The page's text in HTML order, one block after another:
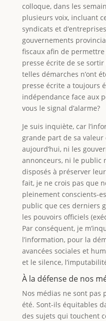
colloque, dans les
plusieurs voix, incluant
syndicats et
gouvernements
fiscaux afin de
presse écrite de se sortir
telles démarches n’ont
presse écrite a toujours
indépendance face aux
vous le signal d’alarme?
Je suis inquiète, car
grande part de sa valeur
aujourd’hui, ni les
annonceurs, ni le public
disposés à préserver
fait, je ne crois pas que
pleinement conscients-
public que ces derniers
les pouvoirs officiels
Par conséquent, je
l’information, pour la
avancées sociales et
et le silence,
À la défense de nos
Nos médias ne sont pas
été. Sont-ils équitables
des sujets qui touchent